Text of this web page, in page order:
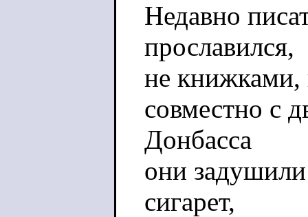
Недавно
прославился,
не книжками,
совместно с
Донбасса
они
сигарет,